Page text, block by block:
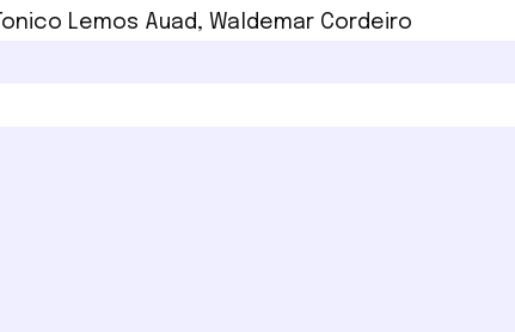
Tonico Lemos Auad, Waldemar Cordeiro